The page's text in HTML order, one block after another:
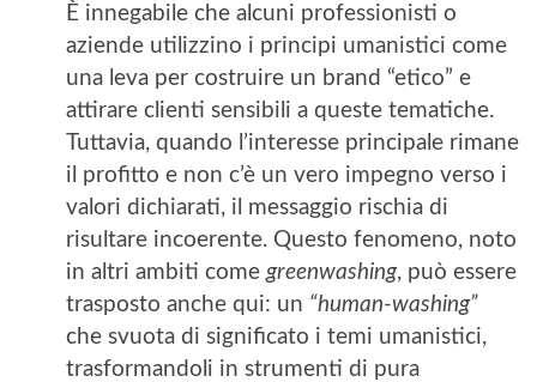
È innegabile che alcuni professionisti o
aziende utilizzino i principi umanistici come
una leva per costruire un brand “etico” e
attirare clienti sensibili a queste tematiche.
Tuttavia, quando l’interesse principale rimane
il profitto e non c’è un vero impegno verso i
valori dichiarati, il messaggio rischia di
risultare incoerente. Questo fenomeno, noto
in altri ambiti comegreenwashing, può essere
trasposto anche qui: un “human-washing”
che svuota di significato i temi umanistici,
trasformandoli in strumenti di pura